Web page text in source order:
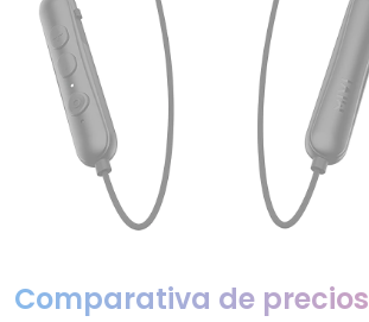
Comparativa de precios